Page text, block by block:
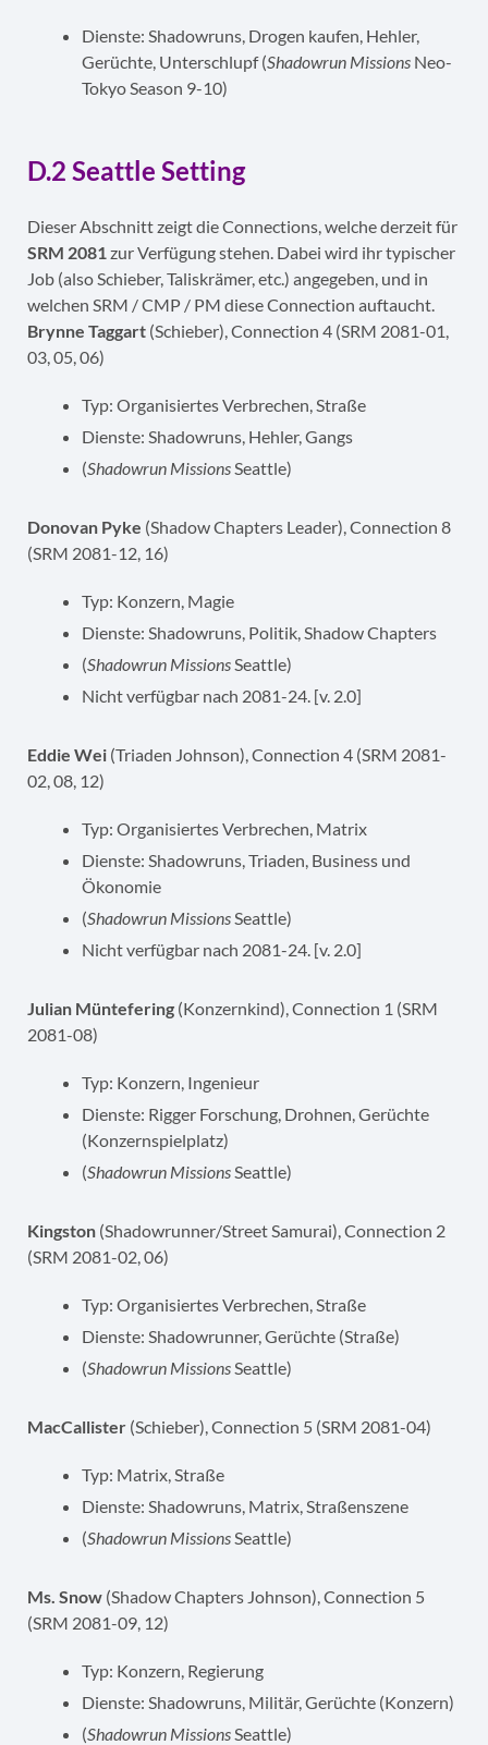
Dienste: Shadowruns, Drogen kaufen, Hehler,
Gerüchte, Unterschlupf (Shadowrun Missions Neo-
Tokyo Season 9-10)
D.2 Seattle Setting
Dieser Abschnitt zeigt die Connections, welche derzeit für
SRM 2081zur Verfügung stehen. Dabei wird ihr typischer
Job (also Schieber, Taliskrämer, etc.) angegeben, und in
welchen SRM / CMP / PM diese Connection auftaucht.
Brynne Taggart (Schieber), Connection 4 (SRM 2081-01,
03, 05, 06)
Typ: Organisiertes Verbrechen, Straße
Dienste: Shadowruns, Hehler, Gangs
(Shadowrun MissionsSeattle)
Donovan Pyke (Shadow Chapters Leader), Connection 8
(SRM 2081-12, 16)
Typ: Konzern, Magie
Dienste: Shadowruns, Politik, Shadow Chapters
(Shadowrun MissionsSeattle)
Nicht verfügbar nach 2081-24. [v. 2.0]
Eddie Wei (Triaden Johnson), Connection 4 (SRM 2081-
02, 08, 12)
Typ: Organisiertes Verbrechen, Matrix
Dienste: Shadowruns, Triaden, Business und
Ökonomie
(Shadowrun MissionsSeattle)
Nicht verfügbar nach 2081-24. [v. 2.0]
Julian Müntefering (Konzernkind), Connection 1 (SRM
2081-08)
Typ: Konzern, Ingenieur
Dienste: Rigger Forschung, Drohnen, Gerüchte
(Konzernspielplatz)
(Shadowrun MissionsSeattle)
Kingston (Shadowrunner/Street Samurai), Connection 2
(SRM 2081-02, 06)
Typ: Organisiertes Verbrechen, Straße
Dienste: Shadowrunner, Gerüchte (Straße)
(Shadowrun MissionsSeattle)
MacCallister (Schieber), Connection 5 (SRM 2081-04)
Typ: Matrix, Straße
Dienste: Shadowruns, Matrix, Straßenszene
(Shadowrun MissionsSeattle)
Ms. Snow (Shadow Chapters Johnson), Connection 5
(SRM 2081-09, 12)
Typ: Konzern, Regierung
Dienste: Shadowruns, Militär, Gerüchte (Konzern)
(Shadowrun MissionsSeattle)